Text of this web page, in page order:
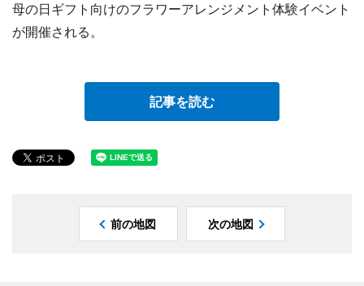
母の日ギフト向けのフラワーアレンジメント体験イベント
が開催される。
記事を読む
前の地図 次の地図